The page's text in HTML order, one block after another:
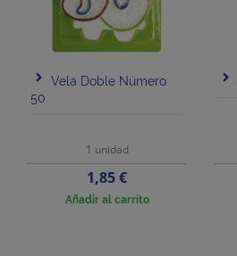
Vela Doble Número
50
1 unidad
Precio
1,85 €
Añadir al carrito